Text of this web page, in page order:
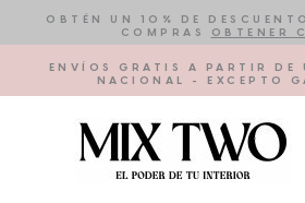
contenido
OBTÉN UN 10% DE
COMPRAS
OBTENER
ENVÍOS GRATIS A PARTIR DE
NACIONAL - EXCEPTO